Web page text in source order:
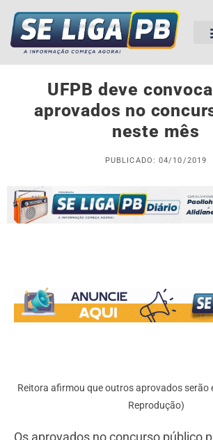
UFPB deve
aprovados no
neste mês
PUBLICADO: 04/10/2019
Reitora afirmou que outros aprovados serão
Reprodução)
Os aprovados no concurso público